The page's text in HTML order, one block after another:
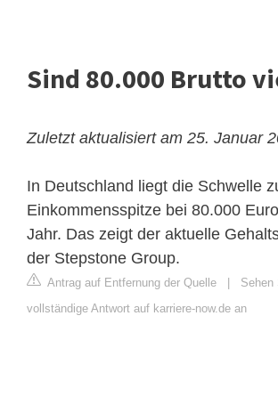
Sind 80.000 Brutto
Zuletzt aktualisiert am 25. Januar
In Deutschland liegt die Schwelle
Einkommensspitze bei 80.000
Jahr. Das zeigt der aktuelle
der Stepstone Group.
Antrag auf Entfernung der Quelle
Sehen
vollständige Antwort auf karriere-now.de an